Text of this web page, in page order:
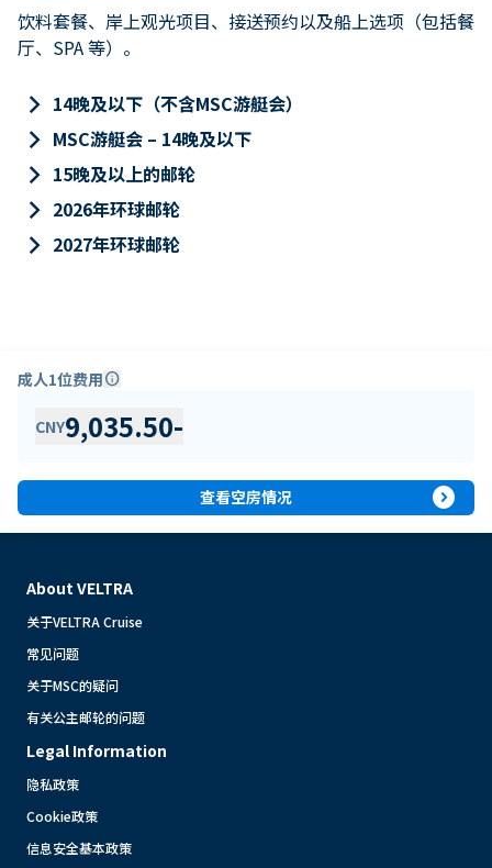
饮料套餐、岸上观光项目、接送预约以及船上选项（包括餐
厅、SPA 等）。
keyboard_arrow_right 14晚及以下（不含MSC游艇会）
keyboard_arrow_right MSC游艇会 – 14晚及以下
keyboard_arrow_right 15晚及以上的邮轮
keyboard_arrow_right 2026年环球邮轮
keyboard_arrow_right 2027年环球邮轮
成人1位费用info
CNY9,035.50-
查看空房情况 expand_circle_right
About VELTRA
关于VELTRA Cruise
常见问题
关于MSC的疑问
有关公主邮轮的问题
Legal Information
隐私政策
Cookie政策
信息安全基本政策